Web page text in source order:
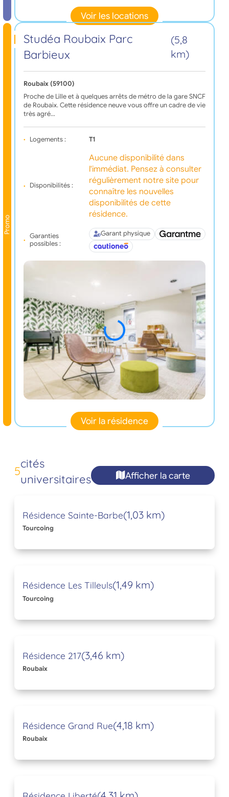
Voir les locations
Promo
Studéa Roubaix Parc
Barbieux
(5,8
km)
Roubaix (59100)
Proche de Lille et à quelques arrêts de métro de la gare SNCF
de Roubaix. Cette résidence neuve vous offre un cadre de vie
très agré…
Logements : T1
Disponibilités :
Aucune disponibilité dans
l'immédiat. Pensez à consulter
régulièrement notre site pour
connaître les nouvelles
disponibilités de cette
résidence.
Garanties
possibles :
Garant physique
Voir la résidence
5
cités
universitaires
Afficher la carte
Résidence Sainte-Barbe(1,03 km)
Tourcoing
Résidence Les Tilleuls(1,49 km)
Tourcoing
Résidence 217(3,46 km)
Roubaix
Résidence Grand Rue(4,18 km)
Roubaix